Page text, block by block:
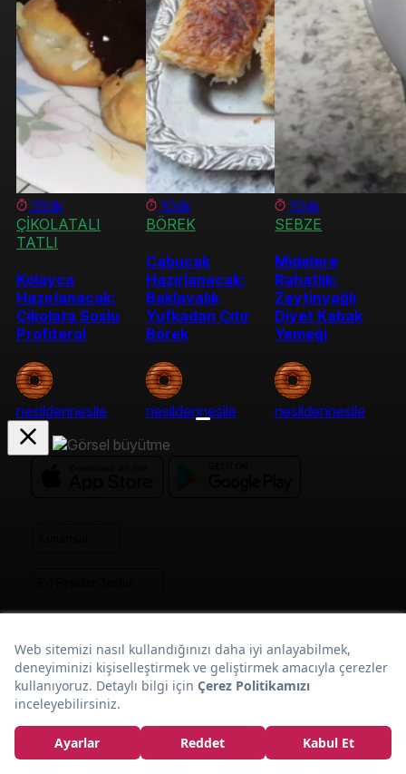
Çikolataya Doyurur:Çikolatalı
Kek Tarifi
35dk
ÇİKOLATALI
TATLI
Kolayca
Hazırlanacak:
Çikolata Soslu
Profiterol
nesildennesile
10dk
BÖREK
Çabucak
Hazırlanacak:
Baklavalık
Yufkadan Çıtır
Börek
nesildennesile
10dk
SEBZE
Midelere
Rahatlık:
Zeytinyağlı
Diyet Kabak
Yemeği
nesildennesile
Popüler Tarif Kategorileri
Popüler Tarif Listeleri
Popüler Mekan Yazıları